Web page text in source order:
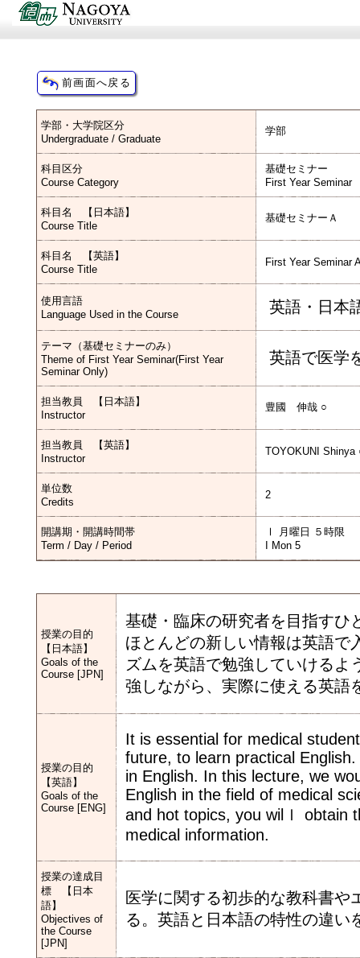
学部・大学院区分
Undergraduate / Graduate
学部
科目区分
Course Category
基礎セミナー
First Year Seminar
科目名 【日本語】
Course Title
基礎セミナーＡ
科目名 【英語】
Course Title
First Year Seminar
使用言語
Language Used in the Course
英語・日本
テーマ（基礎セミナーのみ）
Theme of First Year Seminar(First Year
Seminar Only)
英語で医学
担当教員 【日本語】
Instructor
豊國 伸哉 ○
担当教員 【英語】
Instructor
TOYOKUNI Shinya
単位数
Credits
2
開講期・開講時間帯
Term / Day / Period
Ⅰ 月曜日 ５時限
I Mon 5
授業の目的
【日本語】
Goals of the
Course [JPN]
基礎・臨床の研究者を目指すひ
ほとんどの新しい情報は英語で
ズムを英語で勉強していける
強しながら、実際に使える英語
授業の目的
【英語】
Goals of the
Course [ENG]
It is essential for medical
future, to learn practical
in English. In this lecture, we
English in the field of medical
and hot topics, you wilｌ obtain
medical information.
授業の達成目
標 【日本
語】
Objectives of
the Course
[JPN]
医学に関する初歩的な教科書や
る。英語と日本語の特性の違い